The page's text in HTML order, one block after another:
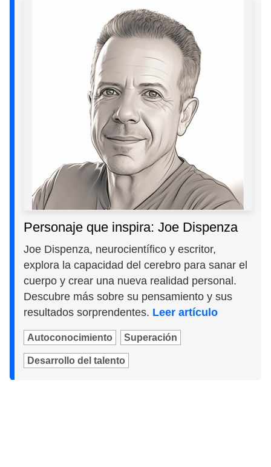
Personaje que inspira: Joe Dispenza
Joe Dispenza, neurocientífico y escritor,
explora la capacidad del cerebro para sanar el
cuerpo y crear una nueva realidad personal.
Descubre más sobre su pensamiento y sus
resultados sorprendentes. Leer artículo
Autoconocimiento Superación
Desarrollo del talento